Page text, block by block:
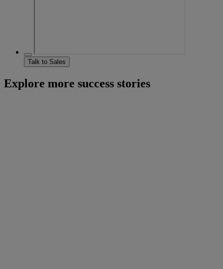
Talk to Sales
Explore more success stories